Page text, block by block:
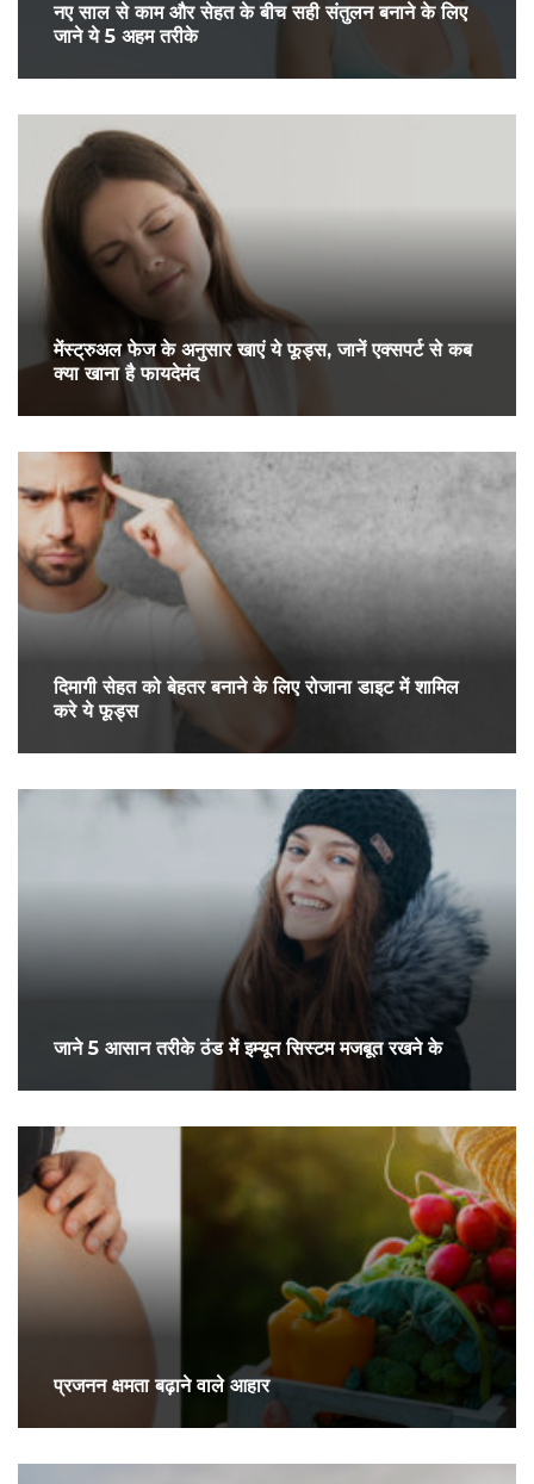
नए साल से काम और सेहत के बीच सही संतुलन बनाने के लिए
जाने ये 5 अहम तरीके
मेंस्ट्रुअल फेज के अनुसार खाएं ये फूड्स, जानें एक्सपर्ट से कब
क्या खाना है फायदेमंद
दिमागी सेहत को बेहतर बनाने के लिए रोजाना डाइट में शामिल
करे ये फूड्स
जाने 5 आसान तरीके ठंड में इम्यून सिस्टम मजबूत रखने के
प्रजनन क्षमता बढ़ाने वाले आहार